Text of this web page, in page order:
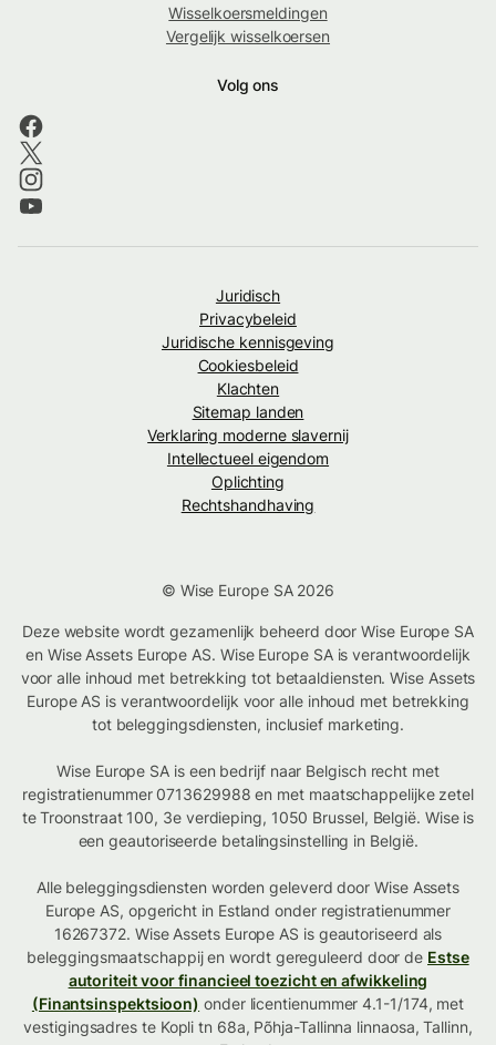
Wisselkoersmeldingen
Vergelijk wisselkoersen
Volg ons
Juridisch
Privacybeleid
Juridische kennisgeving
Cookiesbeleid
Klachten
Sitemap landen
Verklaring moderne slavernij
Intellectueel eigendom
Oplichting
Rechtshandhaving
© Wise Europe SA 2026
Deze website wordt gezamenlijk beheerd door Wise Europe SA
en Wise Assets Europe AS. Wise Europe SA is verantwoordelijk
voor alle inhoud met betrekking tot betaaldiensten. Wise Assets
Europe AS is verantwoordelijk voor alle inhoud met betrekking
tot beleggingsdiensten, inclusief marketing.
Wise Europe SA is een bedrijf naar Belgisch recht met
registratienummer 0713629988 en met maatschappelijke zetel
te Troonstraat 100, 3e verdieping, 1050 Brussel, België. Wise is
een geautoriseerde betalingsinstelling in België.
Alle beleggingsdiensten worden geleverd door Wise Assets
Europe AS, opgericht in Estland onder registratienummer
16267372. Wise Assets Europe AS is geautoriseerd als
beleggingsmaatschappij en wordt gereguleerd door de Estse
autoriteit voor financieel toezicht en afwikkeling
(Finantsinspektsioon) onder licentienummer 4.1-1/174, met
vestigingsadres te Kopli tn 68a, Põhja-Tallinna linnaosa, Tallinn,